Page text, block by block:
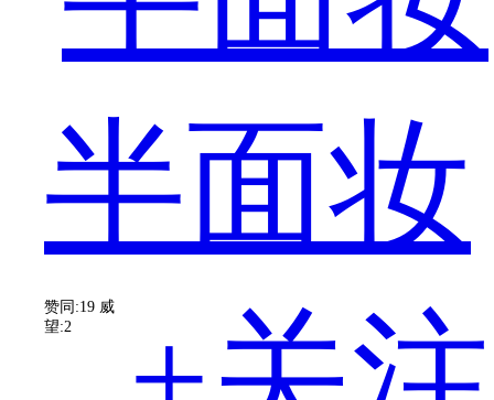
都
会
半面妆
赞同:19 威
望:2